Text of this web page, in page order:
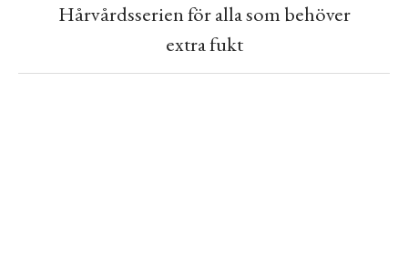
Hårvårdsserien för alla som behöver
extra fukt